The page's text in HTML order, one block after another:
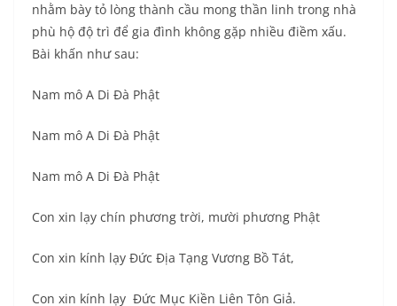
nhằm bày tỏ lòng thành cầu mong thần linh trong nhà
phù hộ độ trì để gia đình không gặp nhiều điềm xấu.
Bài khấn như sau:
Nam mô A Di Đà Phật
Nam mô A Di Đà Phật
Nam mô A Di Đà Phật
Con xin lạy chín phương trời, mười phương Phật
Con xin kính lạy Đức Địa Tạng Vương Bồ Tát,
Con xin kính lạy Đức Mục Kiền Liên Tôn Giả.